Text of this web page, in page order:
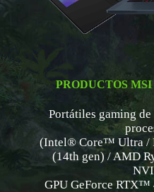
PRODUCTOS
Portátiles gaming
(Intel® Core™ Ultra /
(14th gen) / AMD
GPU GeForce RTX™